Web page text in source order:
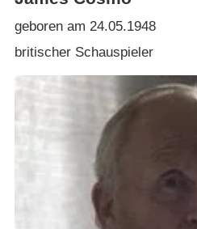
geboren am 24.05.1948
britischer Schauspieler